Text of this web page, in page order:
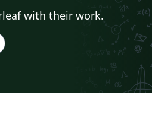
with their work.